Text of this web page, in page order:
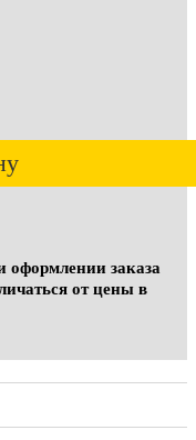
оформлении заказа
от цены в